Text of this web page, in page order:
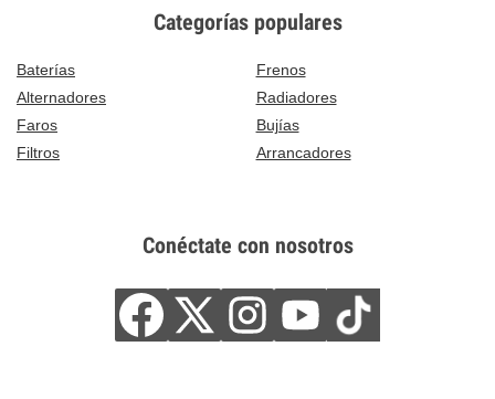
Categorías populares
Baterías
Frenos
Alternadores
Radiadores
Faros
Bujías
Filtros
Arrancadores
Conéctate con nosotros